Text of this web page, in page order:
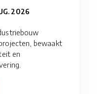
2026
bewaakt
en